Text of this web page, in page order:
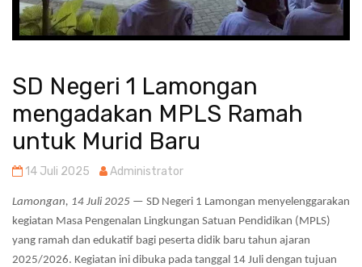
SD Negeri 1 Lamongan
mengadakan MPLS Ramah
untuk Murid Baru
14 Juli 2025 Administrator
Lamongan, 14 Juli 2025 — SD Negeri 1 Lamongan menyelenggarakan
kegiatan Masa Pengenalan Lingkungan Satuan Pendidikan (MPLS)
yang ramah dan edukatif bagi peserta didik baru tahun ajaran
2025/2026. Kegiatan ini dibuka pada tanggal 14 Juli dengan tujuan